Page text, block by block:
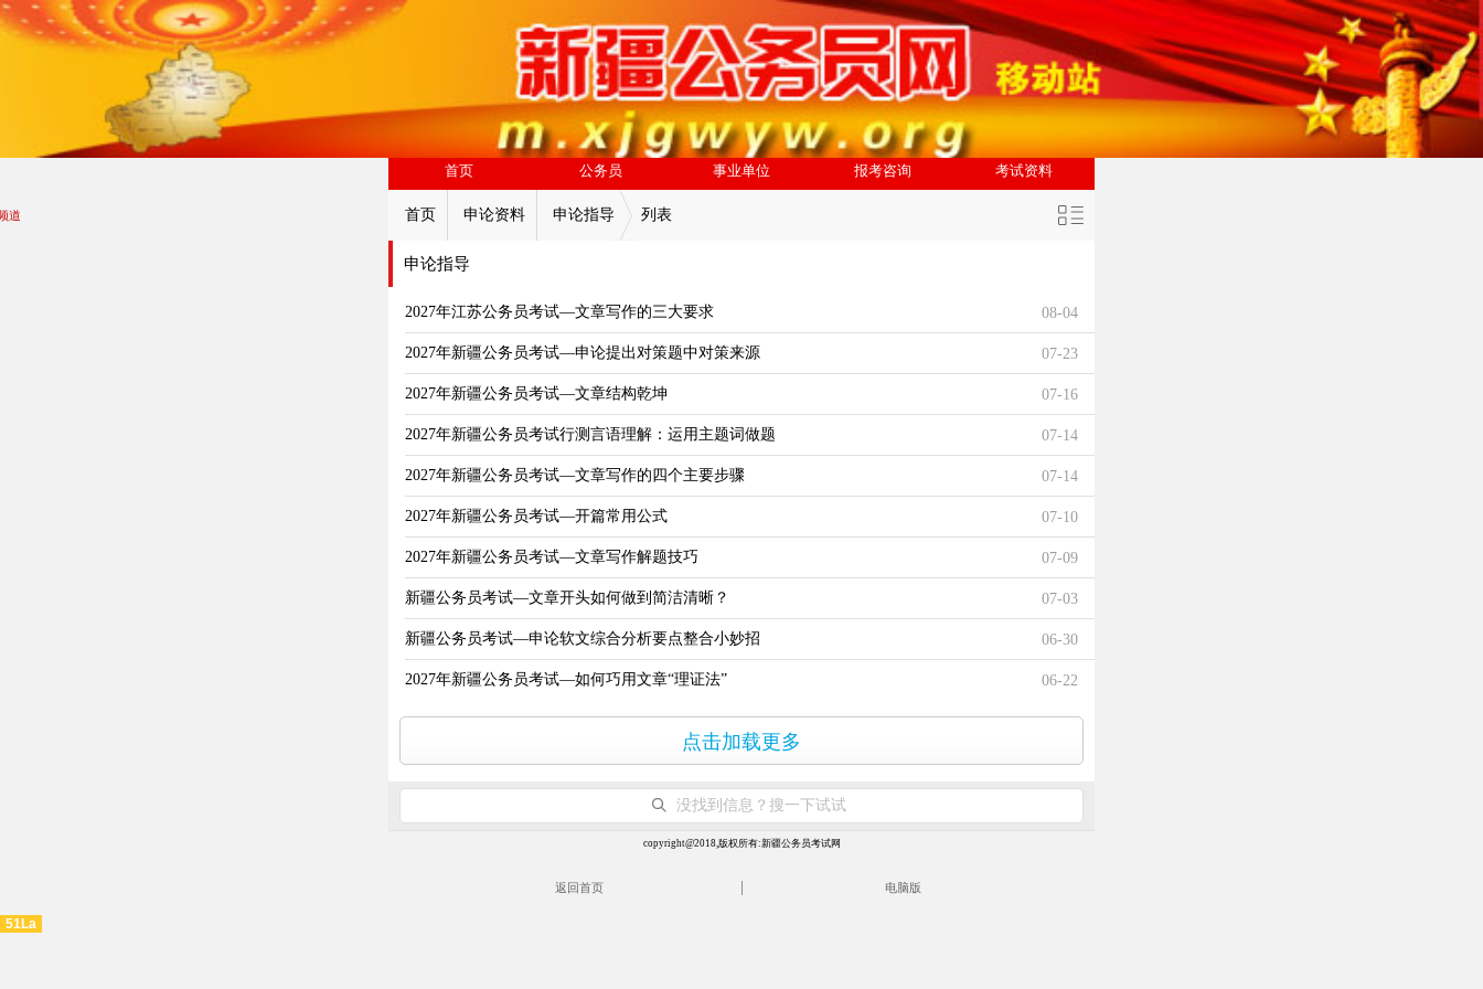
首页 公务员 事业单位 报考咨询 考试资料
首页 申论资料 申论指导 列表
道
申论指导
2027年江苏公务员考试—文章写作的三大要求 08-04
2027年新疆公务员考试—申论提出对策题中对策来源 07-23
2027年新疆公务员考试—文章结构乾坤 07-16
2027年新疆公务员考试行测言语理解：运用主题词做题 07-14
2027年新疆公务员考试—文章写作的四个主要步骤 07-14
2027年新疆公务员考试—开篇常用公式 07-10
2027年新疆公务员考试—文章写作解题技巧 07-09
新疆公务员考试—文章开头如何做到简洁清晰？ 07-03
新疆公务员考试—申论软文综合分析要点整合小妙招 06-30
2027年新疆公务员考试—如何巧用文章“理证法” 06-22
点击加载更多
没找到信息？搜一下试试
copyright@2018,版权所有:新疆公务员考试网
返回首页 电脑版
51La